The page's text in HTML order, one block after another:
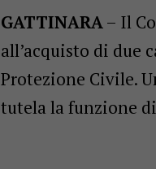
GATTINARA– Il
all’acquisto di due
Protezione Civile.
tutela la funzione